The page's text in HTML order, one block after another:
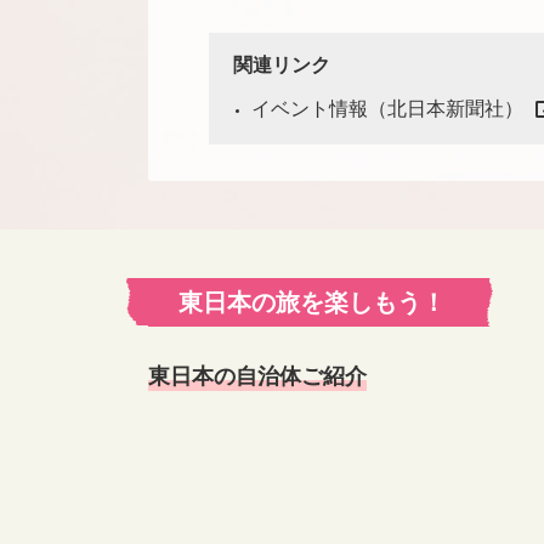
関連リンク
イベント情報（北日本新聞社）
東日本の旅を楽しもう！
東日本の自治体ご紹介